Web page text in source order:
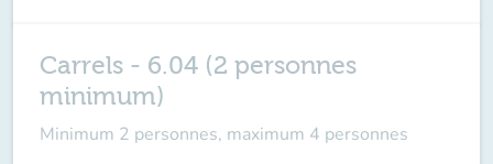
Carrels - 6.04 (2 personnes
minimum)
Minimum 2 personnes, maximum 4 personnes